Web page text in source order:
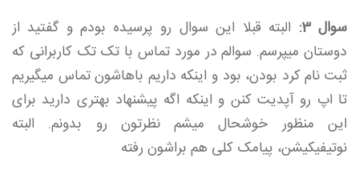
سوال 3:
البته قبلا این سوال رو پرسیده بودم و گفتید از
دوستان میپرسم. سوالم در مورد تماس با تک تک کاربرانی که
ثبت نام کرد بودن، بود و اینکه داریم باهاشون تماس میگیریم
تا اپ رو آپدیت کنن و اینکه اگه پیشنهاد بهتری دارید برای
این منظور خوشحال میشم نظرتون رو بدونم. البته
نوتیفیکیشن، پیامک کلی هم براشون رفته